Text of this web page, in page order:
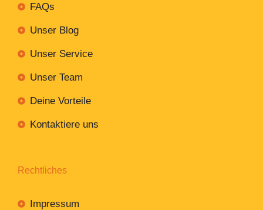
FAQs
Unser Blog
Unser Service
Unser Team
Deine Vorteile
Kontaktiere uns
Rechtliches
Impressum